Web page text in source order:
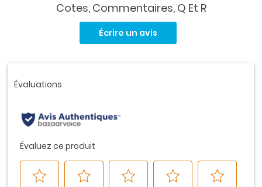
Cotes, Commentaires, Q Et R
la
Écrire un avis